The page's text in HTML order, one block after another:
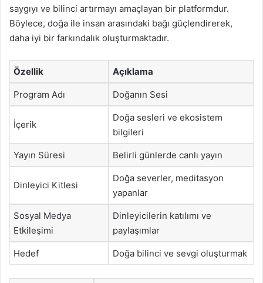
saygıyı ve bilinci artırmayı amaçlayan bir platformdur.
Böylece, doğa ile insan arasındaki bağı güçlendirerek,
daha iyi bir farkındalık oluşturmaktadır.
Özellik Açıklama
Program Adı Doğanın Sesi
İçerik
Doğa sesleri ve ekosistem
bilgileri
Yayın Süresi Belirli günlerde canlı yayın
Dinleyici Kitlesi
Doğa severler, meditasyon
yapanlar
Sosyal Medya
Etkileşimi
Dinleyicilerin katılımı ve
paylaşımlar
Hedef Doğa bilinci ve sevgi oluşturmak